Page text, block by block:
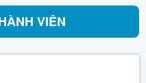
VIÊN